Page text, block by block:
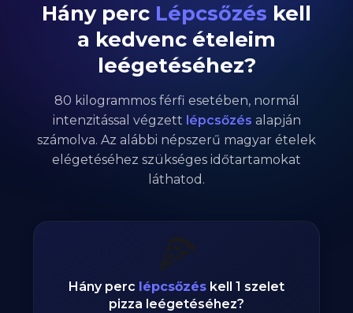
Hány perc Lépcsőzés kell
a kedvenc ételeim
leégetéséhez?
80 kilogrammos férfi esetében, normál
intenzitással végzett lépcsőzés alapján
számolva. Az alábbi népszerű magyar ételek
elégetéséhez szükséges időtartamokat
láthatod.
🍕
Hány perc lépcsőzés kell 1 szelet
pizza leégetéséhez?